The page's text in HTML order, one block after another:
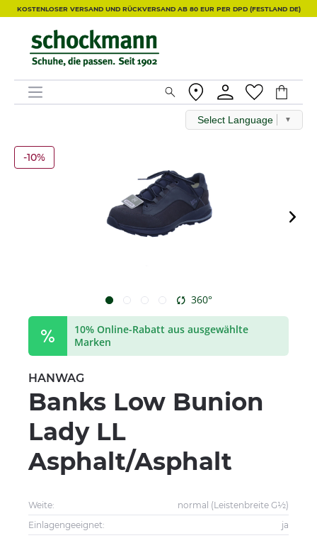
KOSTENLOSER VERSAND UND RÜCKVERSAND AB 80 EUR PER DPD (FESTLAND DE)
Select Language ▼
-10%
360°
10% Online-Rabatt aus ausgewählte
Marken
HANWAG
Banks Low Bunion
Lady LL
Asphalt/Asphalt
Weite:
normal (Leistenbreite G½)
Einlagengeeignet:
ja